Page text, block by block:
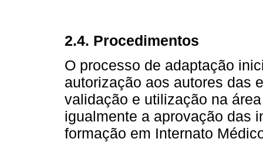
2.4. Procedimentos
O processo de adaptação
autorização aos autores das
validação e utilização na
igualmente a aprovação das
formação em Internato